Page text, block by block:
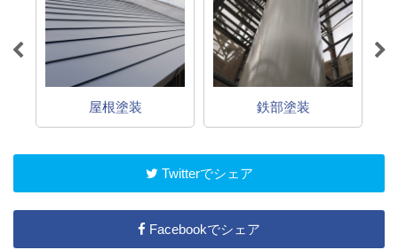
屋根塗装 鉄部塗装
Twitterでシェア
Facebookでシェア